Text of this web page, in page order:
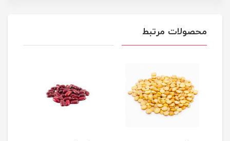
محصولات مرتبط